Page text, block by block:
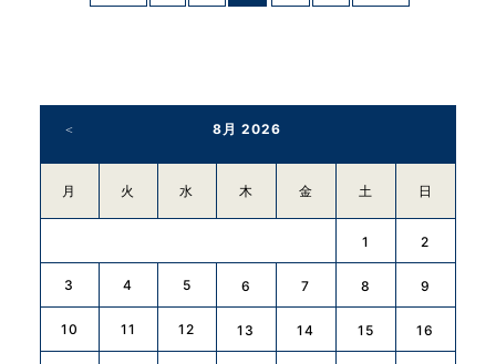
8月 2026
月 火 水 木 金 土 日
1 2
3 4 5 6 7 8 9
10 11 12 13 14 15 16